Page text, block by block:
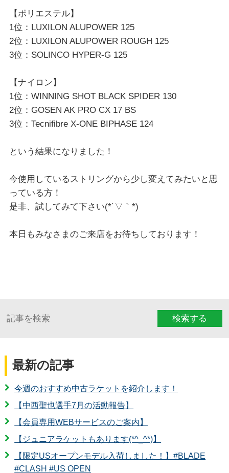
【ポリエステル】
1位：LUXILON ALUPOWER 125
2位：LUXILON ALUPOWER ROUGH 125
3位：SOLINCO HYPER-G 125
【ナイロン】
1位：WINNING SHOT BLACK SPIDER 130
2位：GOSEN AK PRO CX 17 BS
3位：Tecnifibre X-ONE BIPHASE 124
という結果になりました！
今使用しているストリングから少し変えてみたいと思
っている方！
是非、試してみて下さい(*´▽｀*)
本日もみなさまのご来店をお待ちしております！
検索する
最新の記事
今週のおすすめ中古ラケットを紹介します！
【中西聖也選手7月の活動報告】
【会員専用WEBサービスのご案内】
【ジュニアラケットもあります(*^_^*)】
【限定USオープンモデル入荷しました！】#BLADE
#CLASH #US OPEN